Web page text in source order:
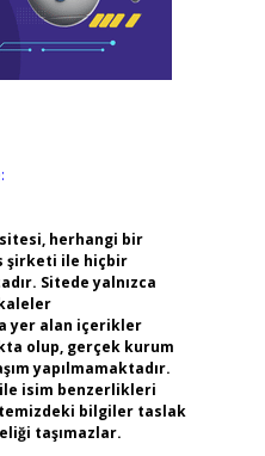
herhangi bir
şirketi ile hiçbir
Sitede yalnızca
yer alan içerikler
olup, gerçek kurum
yapılmamaktadır.
isim benzerlikleri
bilgiler taslak
taşımazlar.